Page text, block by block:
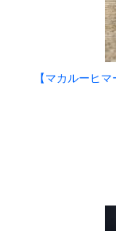
【マカルーヒ